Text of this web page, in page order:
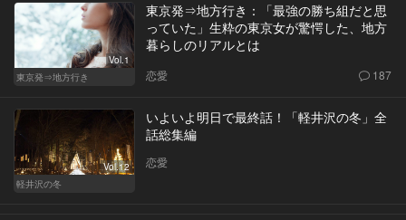
Vol.1
東京発⇒地方行き
東京発⇒地方行き：「最強の勝ち組だと思
っていた」生粋の東京女が驚愕した、地方
暮らしのリアルとは
恋愛 187
Vol.12
軽井沢の冬
いよいよ明日で最終話！「軽井沢の冬」全
話総集編
恋愛